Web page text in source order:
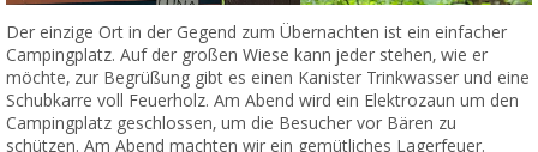
Der einzige Ort in der Gegend zum Übernachten ist ein einfacher
Campingplatz. Auf der großen Wiese kann jeder stehen, wie er
möchte, zur Begrüßung gibt es einen Kanister Trinkwasser und eine
Schubkarre voll Feuerholz. Am Abend wird ein Elektrozaun um den
Campingplatz geschlossen, um die Besucher vor Bären zu
schützen. Am Abend machten wir ein gemütliches Lagerfeuer.